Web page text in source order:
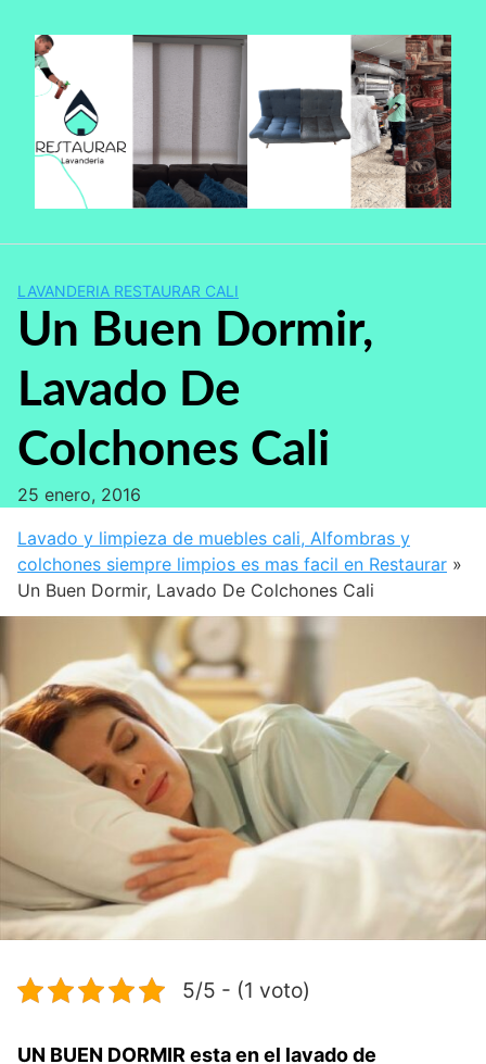
contenido
LAVANDERIA RESTAURAR CALI
Un Buen Dormir,
Lavado De
Colchones Cali
25 enero, 2016
Lavado y limpieza de muebles cali, Alfombras y
colchones siempre limpios es mas facil en Restaurar »
Un Buen Dormir, Lavado De Colchones Cali
5/5 - (1 voto)
UN BUEN DORMIR esta en el lavado de